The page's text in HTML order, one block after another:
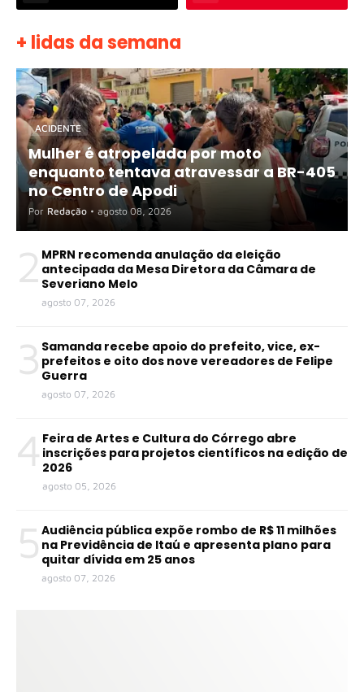
+ lidas da semana
ACIDENTE
Mulher é atropelada por moto
enquanto tentava atravessar a BR-405
no Centro de Apodi
Por Redação • agosto 08, 2026
2 MPRN recomenda anulação da eleição
antecipada da Mesa Diretora da Câmara de
Severiano Melo
agosto 07, 2026
3 Samanda recebe apoio do prefeito, vice, ex-
prefeitos e oito dos nove vereadores de Felipe
Guerra
agosto 07, 2026
4 Feira de Artes e Cultura do Córrego abre
inscrições para projetos científicos na edição de
2026
agosto 05, 2026
5 Audiência pública expõe rombo de R$ 11 milhões
na Previdência de Itaú e apresenta plano para
quitar dívida em 25 anos
agosto 07, 2026